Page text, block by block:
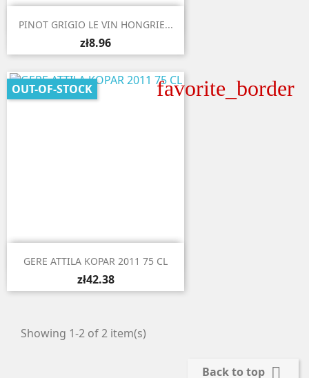
 Quick view
PINOT GRIGIO LE VIN HONGRIE...
zł8.96
favorite_border
 Quick view
GERE ATTILA KOPAR 2011 75 CL
zł42.38
OUT-OF-STOCK
Showing 1-2 of 2 item(s)
Back to top 